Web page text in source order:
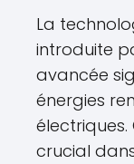
La
introduite
avancée
énergies
crucial